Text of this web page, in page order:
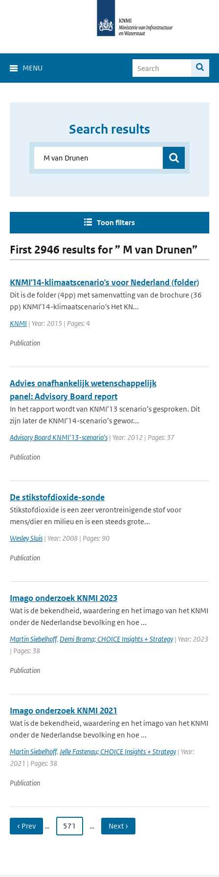
MENU
Search results
Toon filters
First 2946 results for ” M van Drunen”
KNMI'14-klimaatscenario's voor Nederland (folder)
Dit is de folder (4pp) met samenvatting van de brochure (36
pp) KNMI'14-klimaatscenario's Het KN...
KNMI | Year: 2015 | Pages: 4
Publication
Advies onafhankelijk wetenschappelijk
panel: Advisory Board report
In het rapport wordt van KNMI’13 scenario’s gesproken. Dit
zijn later de KNMI’14-scenario’s gewor...
Advisory Board KNMI'13-scenario's | Year: 2012 | Pages: 37
Publication
De stikstofdioxide-sonde
Stikstofdioxide is een zeer verontreinigende stof voor
mens/dier en milieu en is een steeds grote...
Wesley Sluis | Year: 2008 | Pages: 90
Publication
Imago onderzoek KNMI 2023
Wat is de bekendheid, waardering en het imago van het KNMI
onder de Nederlandse bevolking en hoe ...
Martin Siebelhoff, Demi Brama; CHOICE Insights + Strategy | Year: 2023
| Pages: 38
Publication
Imago onderzoek KNMI 2021
Wat is de bekendheid, waardering en het imago van het KNMI
onder de Nederlandse bevolking en hoe ...
Martin Siebelhoff, Jelle Fastenau; CHOICE Insights + Strategy | Year:
2021 | Pages: 38
Publication
‹ Prev … 571 … Next ›